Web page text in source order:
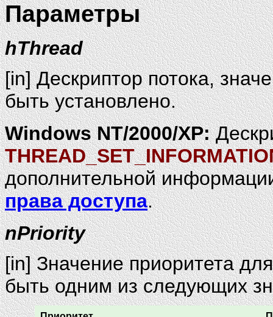
Параметры
hThread
[in] Дескриптор потока,
быть установлено.
Windows NT/2000/XP:
дополнительной
права доступа.
nPriority
[in] Значение приоритета
быть одним из следующих